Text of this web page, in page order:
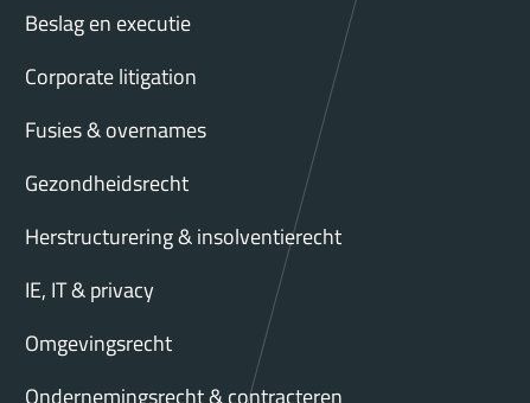
Beslag en executie
Corporate litigation
Fusies & overnames
Gezondheidsrecht
Herstructurering & insolventierecht
IE, IT & privacy
Omgevingsrecht
Ondernemingsrecht & contracteren